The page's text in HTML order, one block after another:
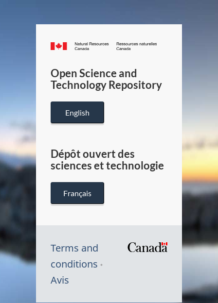
Canada.ca
/
Canada
Open Science and
Technology Repository
English
Dépôt ouvert des
sciences et technologie
Français
Terms and
conditions
Avis